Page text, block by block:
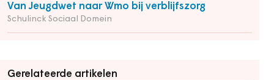
Van Jeugdwet naar Wmo bij verblijfszorg
Schulinck Sociaal Domein
Gerelateerde artikelen